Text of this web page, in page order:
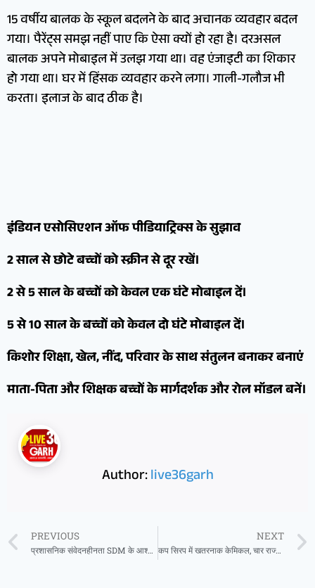
15 वर्षीय बालक के स्कूल बदलने के बाद अचानक व्यवहार बदल
गया। पैरेंट्स समझ नहीं पाए कि ऐसा क्यों हो रहा है। दरअसल
बालक अपने मोबाइल में उलझ गया था। वह एंजाइटी का शिकार
हो गया था। घर में हिंसक व्यवहार करने लगा। गाली-गलौज भी
करता। इलाज के बाद ठीक है।
इंडियन एसोसिएशन ऑफ पीडियाट्रिक्स के सुझाव
2 साल से छोटे बच्चों को स्क्रीन से दूर रखें।
2 से 5 साल के बच्चों को केवल एक घंटे मोबाइल दें।
5 से 10 साल के बच्चों को केवल दो घंटे मोबाइल दें।
किशोर शिक्षा, खेल, नींद, परिवार के साथ संतुलन बनाकर बनाएं
माता-पिता और शिक्षक बच्चों के मार्गदर्शक और रोल मॉडल बनें।
Author:live36garh
PREVIOUS
प्रशासनिक संवेदनहीनता SDM के आश्वासन के बाद नहीं पहुंची मदद, ख़बर पढ़ समाजसेवी आकाश पहुंचे बालाराम के घर दी सहायता
NEXT
कप सिरप में खतरनाक केमिकल, चार राज्यों में बैन, छग समेत चार में जांच